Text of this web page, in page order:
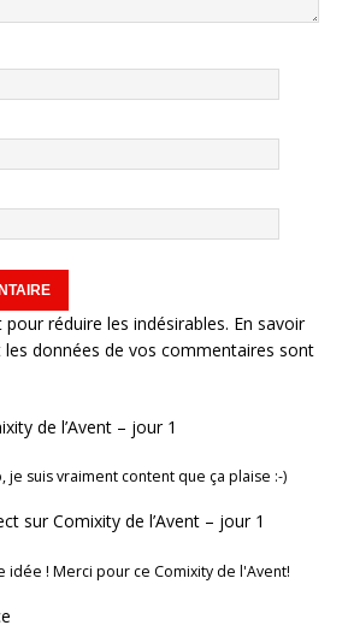
réduire les indésirables. En savoir
données de vos commentaires sont
de l’Avent – jour 1
je suis vraiment content que ça plaise :-)
surComixity de l’Avent – jour 1
idée ! Merci pour ce Comixity de l'Avent!